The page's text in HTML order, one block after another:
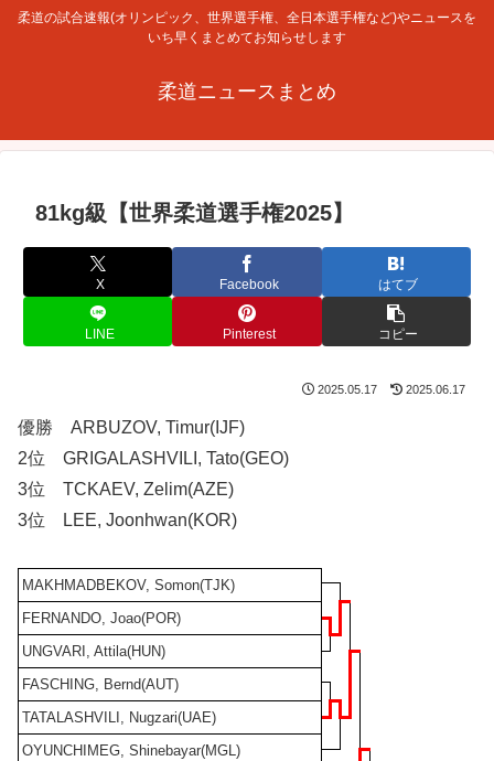
柔道の試合速報(オリンピック、世界選手権、全日本選手権など)やニュースを
いち早くまとめてお知らせします
柔道ニュースまとめ
81kg級【世界柔道選手権2025】
X Facebook はてブ
LINE Pinterest コピー
2025.05.17 2025.06.17
優勝 ARBUZOV, Timur(IJF)
2位 GRIGALASHVILI, Tato(GEO)
3位 TCKAEV, Zelim(AZE)
3位 LEE, Joonhwan(KOR)
MAKHMADBEKOV, Somon(TJK)
FERNANDO, Joao(POR)
UNGVARI, Attila(HUN)
FASCHING, Bernd(AUT)
TATALASHVILI, Nugzari(UAE)
OYUNCHIMEG, Shinebayar(MGL)